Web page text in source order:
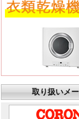
取り扱いメ